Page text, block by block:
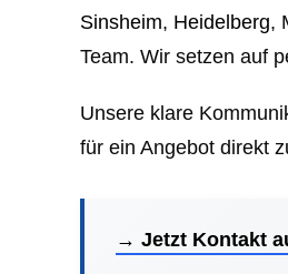
Sinsheim, Heidelberg,
Team. Wir setzen auf
Unsere klare
für ein Angebot direkt
→ Jetzt Kontakt